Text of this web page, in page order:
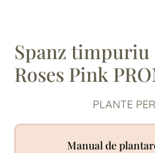
Spanz timpuriu
Roses Pink
PLANTE
Manual de